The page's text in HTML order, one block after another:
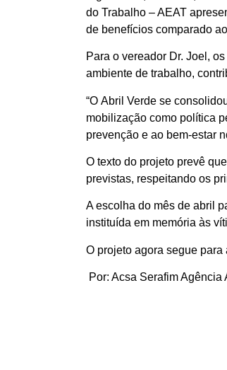
do Trabalho – AEAT
de benefícios comparado
Para o vereador Dr. Joel,
ambiente de trabalho,
“O Abril Verde se
mobilização como política
prevenção e ao bem-estar
O texto do projeto prevê
previstas, respeitando os
A escolha do mês de abril
instituída em memória às
O projeto agora segue
Por: Acsa Serafim Agência